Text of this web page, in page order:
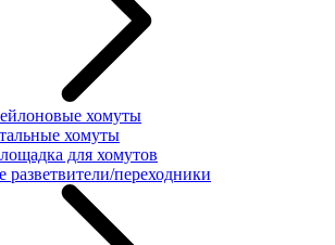
хомуты
хомуты
для хомутов
разветвители/переходники